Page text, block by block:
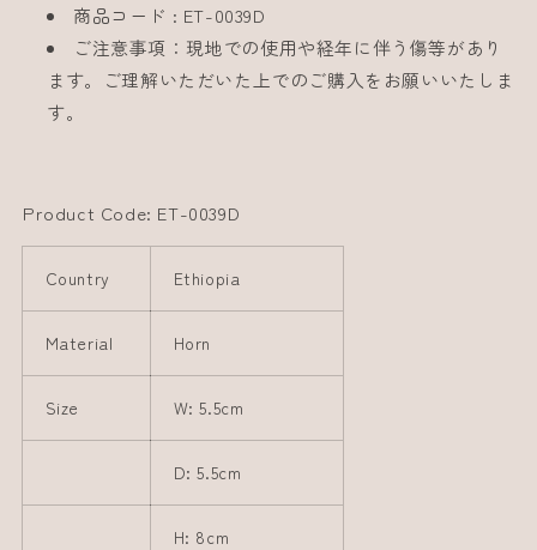
商品コード : ET-0039D
ご注意事項：現地での使用や経年に伴う傷等があり
ます。ご理解いただいた上でのご購入をお願いいたしま
す。
Product Code: ET-0039D
Country Ethiopia
Material Horn
Size W: 5.5cm
D: 5.5cm
H: 8cm